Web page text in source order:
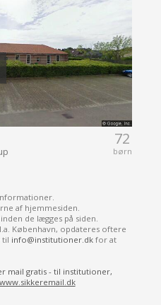
72
børn
af hjemmesiden.
de lægges på siden.
København, opdateres oftere
til info@institutioner.dkfor at
mail gratis - til institutioner,
www.sikkeremail.dk